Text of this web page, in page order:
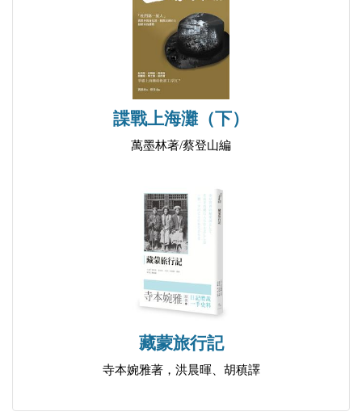
諜戰上海灘（下）
萬墨林著/蔡登山編
藏蒙旅行記
寺本婉雅著，洪晨暉、胡稹譯